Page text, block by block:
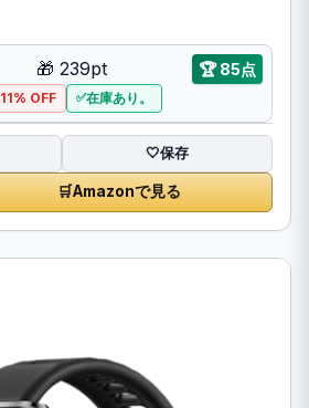
🎁 239pt 🏆85点
11% OFF 在庫あり。
🤍保存
🛒Amazonで見る